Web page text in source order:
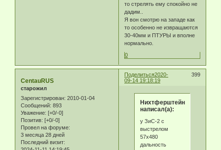
то стрелять ему спокойно не
дадим..
Я вон смотрю на западе как
то особенно не извращаются
30-40мм и ПТУРЫ и вполне
нормально.
0
Поделиться 399
2020-
09-14 19:18:19
CentauRUS
старожил
Зарегистрирован: 2010-01-04
Сообщений: 893
Уважение: [+0/-0]
Позитив: [+0/-0]
Провел на форуме:
3 месяца 28 дней
Последний визит:
Нихтферштейн
написал(а):
у ЗиС-2 с
выстрелом
57х480
дальность